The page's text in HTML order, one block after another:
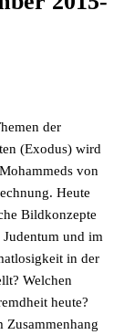
der
(Exodus) wird
von
Heute
Bildkonzepte
und im
in der
Welchen
heute?
Zusammenhang